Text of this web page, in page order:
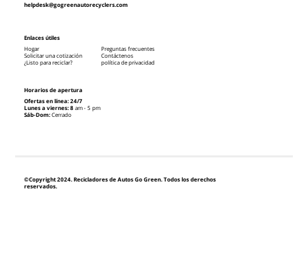
©Copyright 2024. Recicladores de Autos Go Green. Todos los derechos
reservados.
helpdesk@gogreenautorecyclers.com
Horarios de apertura
Ofertas en línea: 24/7
Lunes a viernes: 8am - 5 pm
Sáb-Dom:Cerrado
Enlaces útiles
Hogar
Solicitar una cotización
¿Listo para reciclar?
Preguntas frecuentes
Contáctenos
política de privacidad